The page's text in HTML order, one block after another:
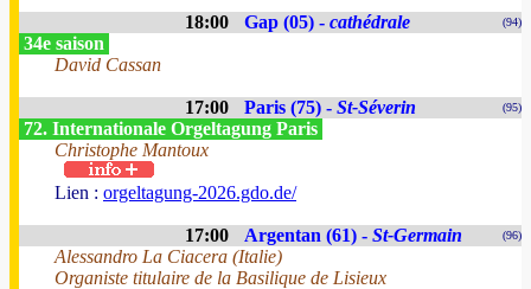
18:00 Gap (05) - cathédrale (94)
34e saison
David Cassan
17:00 Paris (75) - St-Séverin (95)
72. Internationale Orgeltagung Paris
Christophe Mantoux
Lien : orgeltagung-2026.gdo.de/
17:00 Argentan (61) - St-Germain (96)
Alessandro La Ciacera (Italie)
Organiste titulaire de la Basilique de Lisieux